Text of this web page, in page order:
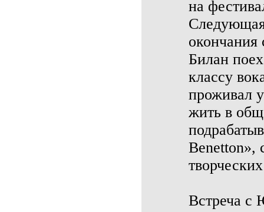
на
Билан
классу
проживал
жить в
Benetton»,
Встреча